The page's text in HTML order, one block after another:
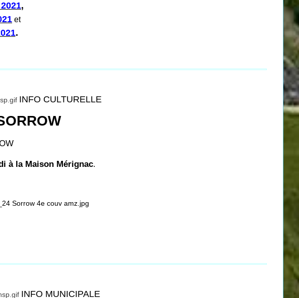
,
et
.
INFO CULTURELLE
à la Maison Mérignac.
INFO MUNICIPALE